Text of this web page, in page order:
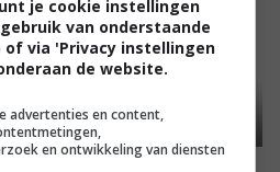
je cookie instellingen
van onderstaande
via 'Privacy instellingen
de website.
advertenties en content,
en ontwikkeling van diensten